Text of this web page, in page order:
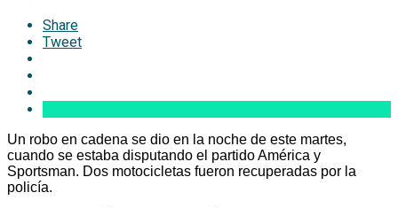
Share
Tweet
Un robo en cadena se dio en la noche de este martes,
cuando se estaba disputando el partido América y
Sportsman. Dos motocicletas fueron recuperadas por la
policía.